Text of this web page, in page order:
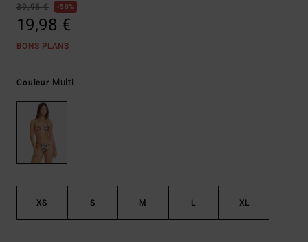
39,95 € 50%
19,98 €
BONS PLANS
Couleur Multi
XS S M L XL